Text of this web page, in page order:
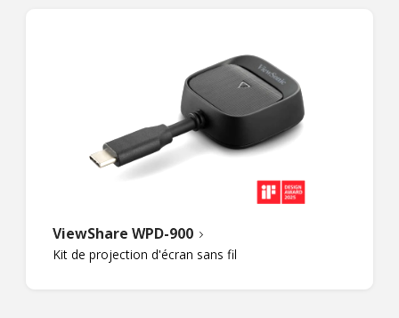
ViewShare WPD-900
Kit de projection d'écran sans fil